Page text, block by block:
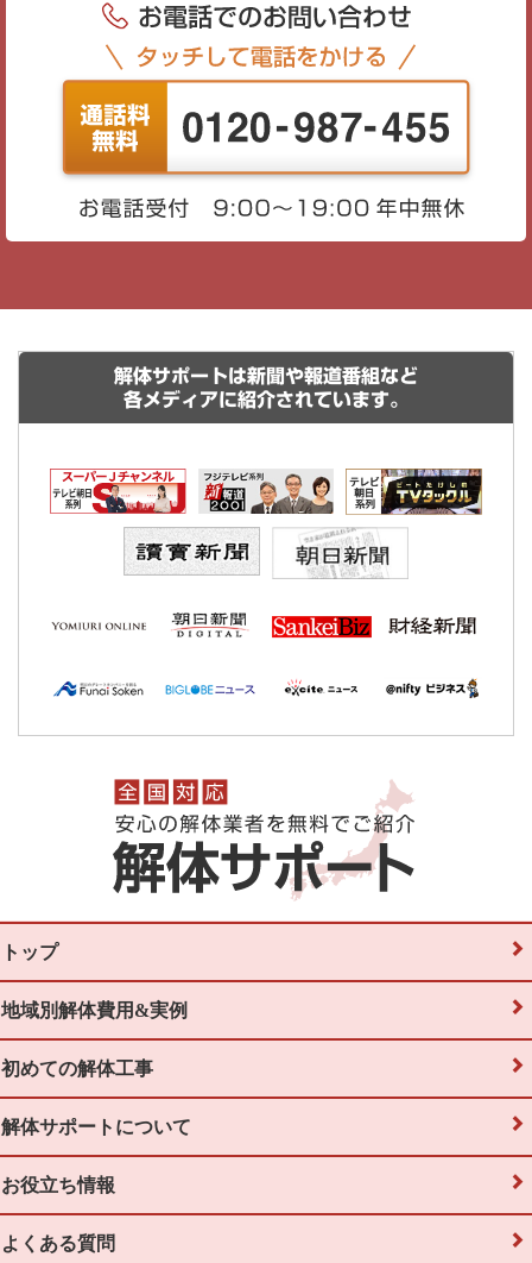
解体サポートは新聞や報道番組など
各メディアに紹介されています。
トップ
地域別解体費用&実例
初めての解体工事
解体サポートについて
お役立ち情報
よくある質問